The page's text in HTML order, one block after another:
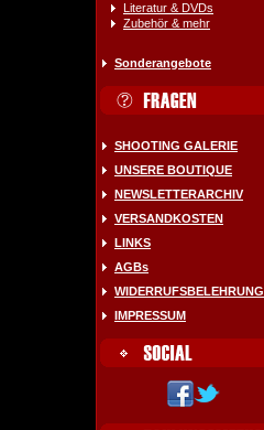
Literatur & DVDs
Zubehör & mehr
Sonderangebote
SHOOTING GALERIE
UNSERE BOUTIQUE
NEWSLETTERARCHIV
VERSANDKOSTEN
LINKS
AGBs
WIDERRUFSBELEHRUNG
IMPRESSUM